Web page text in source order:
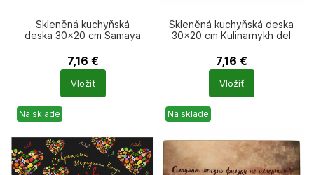
Skleněná kuchyňská
deska 30×20 cm Samaya
7,16 €
Počet
produktů
Vložiť
Skleněná kuchyňská deska
30×20 cm Kulinarnykh del
7,16 €
Počet
produktů
Vložiť
Na sklade Na sklade